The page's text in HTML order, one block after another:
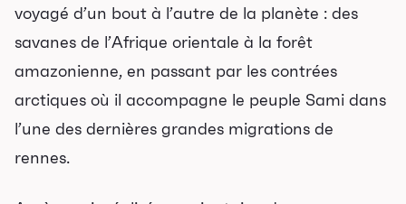
Jeunesse
Choux-Bizz
Sorties scolaires
Les Mordus
Séries thématiques
voyagé d’un bout à l’autre de la planète : des
savanes de l’Afrique orientale à la forêt
amazonienne, en passant par les contrées
arctiques où il accompagne le peuple Sami dans
l’une des dernières grandes migrations de
rennes.